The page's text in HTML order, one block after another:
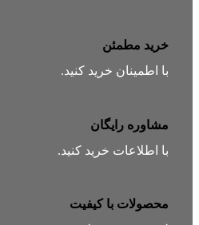
خرید مطمئن
با اطمینان خرید کنید.
مشاوره رایگان
با اطلاعات خرید کنید.
محصولات با کیفیت